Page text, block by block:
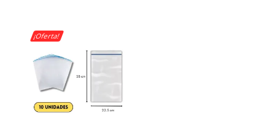
era:
$791.
¡Oferta!